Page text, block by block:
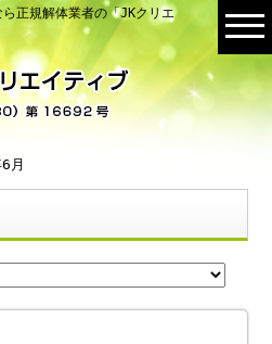
正規解体業者の「JKクリエ
月